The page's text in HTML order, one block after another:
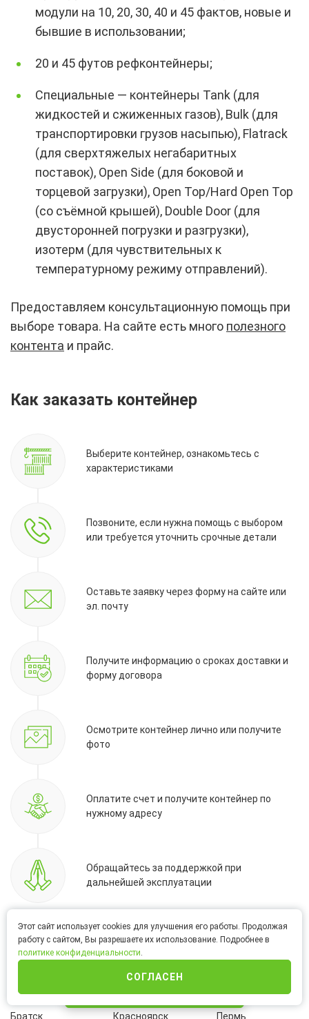
модули на 10, 20, 30, 40 и 45 фактов, новые и
бывшие в использовании;
20 и 45 футов рефконтейнеры;
Специальные — контейнеры Tank (для
жидкостей и сжиженных газов), Bulk (для
транспортировки грузов насыпью), Flatrack
(для сверхтяжелых негабаритных
поставок), Open Side (для боковой и
торцевой загрузки), Open Top/Hard Open Top
(со съёмной крышей), Double Door (для
двусторонней погрузки и разгрузки),
изотерм (для чувствительных к
температурному режиму отправлений).
Предоставляем консультационную помощь при
выборе товара. На сайте есть много полезного
контента и прайс.
Как заказать контейнер
Выберите контейнер, ознакомьтесь с
характеристиками
Позвоните, если нужна помощь с выбором
или требуется уточнить срочные детали
Оставьте заявку через форму на сайте или
эл. почту
Получите информацию о сроках доставки и
форму договора
Осмотрите контейнер лично или получите
фото
Оплатите счет и получите контейнер по
нужному адресу
Обращайтесь за поддержкой при
дальнейшей эксплуатации
Возможна бесплатная доставка в
регионы:
Благовещенск
Братск
Корсаков
Красноярск
Омск
Пермь
Этот сайт использует cookies для улучшения его работы. Продолжая
работу с сайтом, Вы разрешаете их использование. Подробнее в
политике конфиденциальности.
СОГЛАСЕН